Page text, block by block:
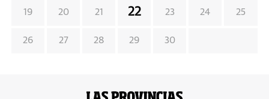
19 20 21 22 23 24 25
26 27 28 29 30